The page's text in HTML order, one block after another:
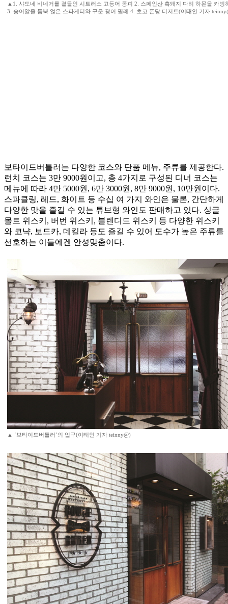
▲1. 샤도네 비네거를 곁들인 시트러스 고등어 콩피 2. 스페인산 흑돼지 다리 하몬을 카빙
3. 숭어알을 듬뿍 얹은 스파게티와 구운 광어 필레 4. 초코 폰당 디저트(이태인 기자
보타이드버틀러는 다양한 코스와 단품 메뉴, 주류를 제공한다.
런치 코스는 3만 9000원이고, 총 4가지로 구성된 디너 코스는
메뉴에 따라 4만 5000원, 6만 3000원, 8만 9000원, 10만원이다.
스파클링, 레드, 화이트 등 수십 여 가지 와인은 물론, 간단하게
다양한 맛을 즐길 수 있는 튜브형 와인도 판매하고 있다. 싱글
몰트 위스키, 버번 위스키, 블렌디드 위스키 등 다양한 위스키
와 코냑, 보드카, 데킬라 등도 즐길 수 있어 도수가 높은 주류를
선호하는 이들에겐 안성맞춤이다.
▲ ‘보타이드버틀러’의 입구(이태인 기자 teinny@)